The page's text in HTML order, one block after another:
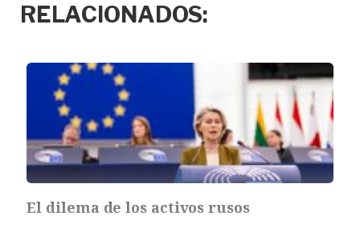
RELACIONADOS:
El dilema de los activos rusos